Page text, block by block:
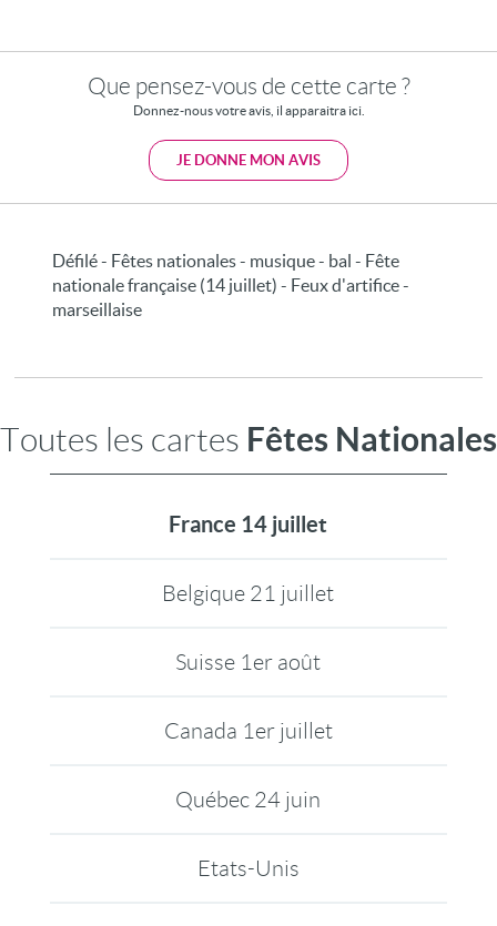
Que pensez-vous de cette carte ?
Donnez-nous votre avis, il apparaitra ici.
JE DONNE MON AVIS
Défilé - Fêtes nationales - musique - bal - Fête
nationale française (14 juillet) - Feux d'artifice -
marseillaise
Toutes les cartes Fêtes Nationales
France 14 juillet
Belgique 21 juillet
Suisse 1er août
Canada 1er juillet
Québec 24 juin
Etats-Unis